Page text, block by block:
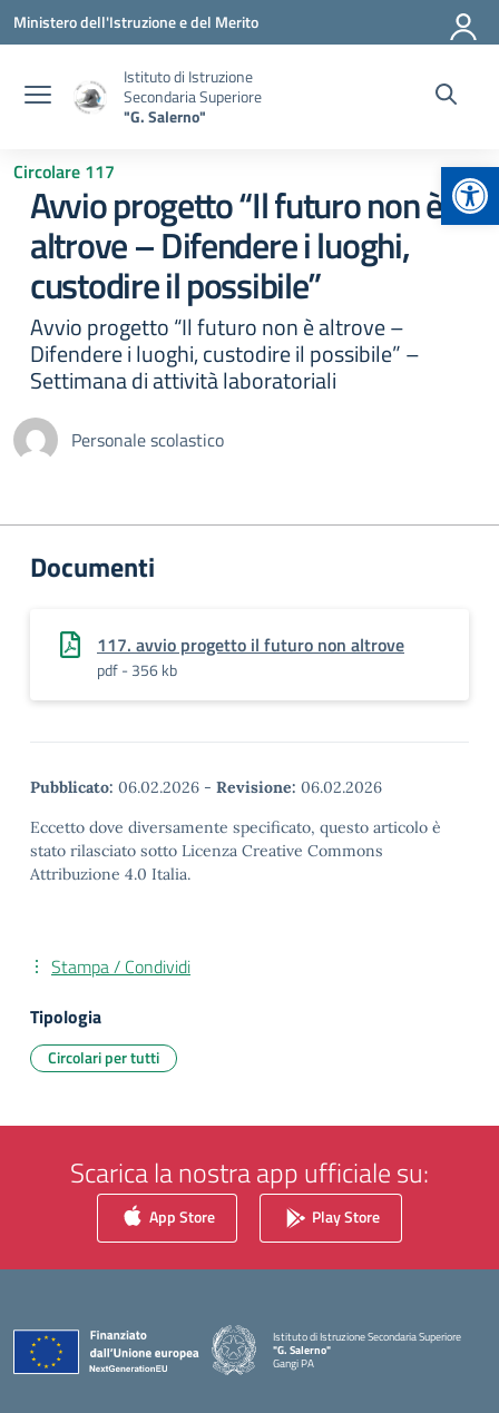
Vai ai contenuti
Vai al menu di navigazione
Vai al footer
Ministero dell'Istruzione e del Merito
Istituto di Istruzione
Secondaria Superiore
"G. Salerno"
Circolare 117
Avvio progetto “Il futuro non è
altrove – Difendere i luoghi,
custodire il possibile”
Avvio progetto “Il futuro non è altrove –
Difendere i luoghi, custodire il possibile” –
Settimana di attività laboratoriali
Personale scolastico
Documenti
117. avvio progetto il futuro non altrove
pdf - 356 kb
Pubblicato: 06.02.2026 - Revisione: 06.02.2026
Eccetto dove diversamente specificato, questo articolo è
stato rilasciato sotto Licenza Creative Commons
Attribuzione 4.0 Italia.
Stampa / Condividi
Tipologia
Circolari per tutti
Scarica la nostra app ufficiale su:
App Store Play Store
Istituto di Istruzione Secondaria Superiore
"G. Salerno"
Gangi PA
— Visita la pagina iniziale della scuola